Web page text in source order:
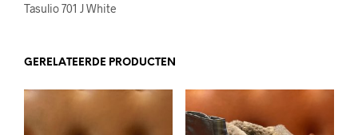
Tasulio 701 J White
GERELATEERDE PRODUCTEN